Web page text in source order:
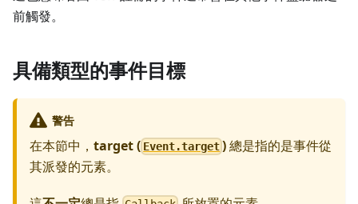
前觸發。
具備類型的事件目標
警告
在本節中， target ( Event.target )總是指的是事件從
其派發的元素。